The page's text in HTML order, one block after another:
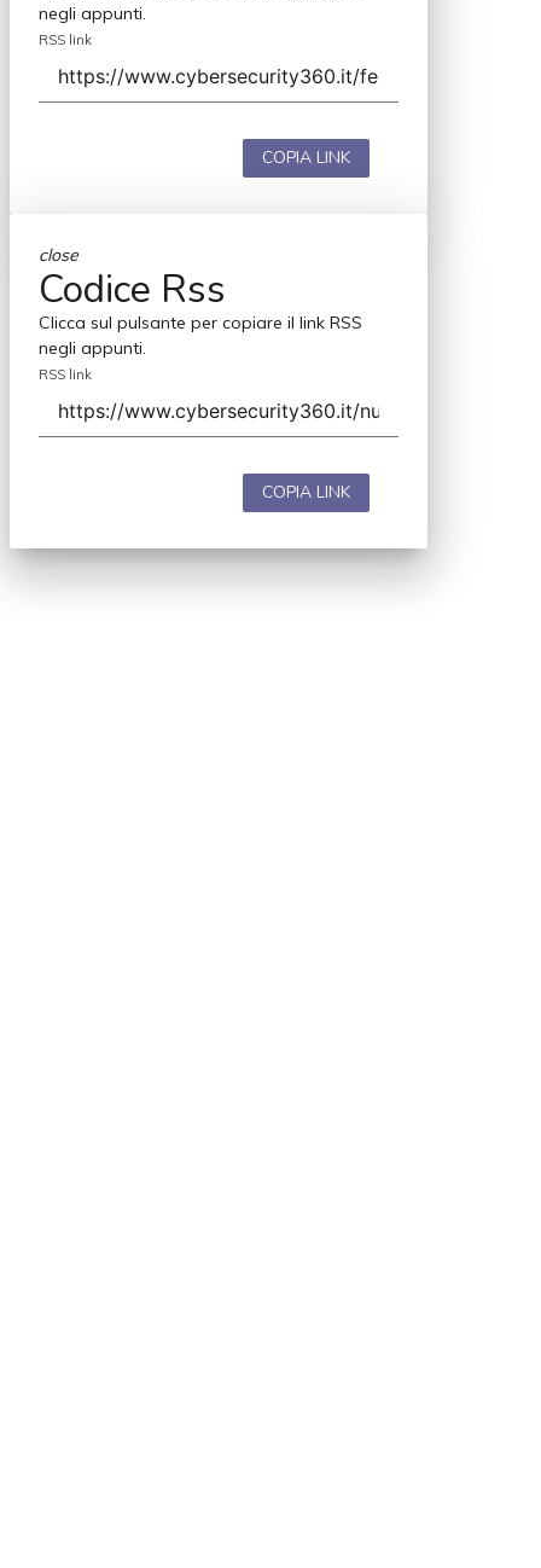
negli appunti.
RSS link
COPIA LINK
close
Codice Rss
Clicca sul pulsante per copiare il link RSS
negli appunti.
RSS link
COPIA LINK